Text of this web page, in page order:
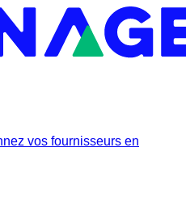
vos fournisseurs en